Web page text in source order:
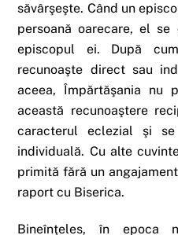
săvârşeşte. Când un
persoană oarecare, el
episcopul ei. După
recunoaşte direct sau
aceea, Împărtăşania
această recunoaştere
caracterul eclezial şi
individuală. Cu alte
primită fără un
raport cu Biserica.
Bineînţeles, în epoca